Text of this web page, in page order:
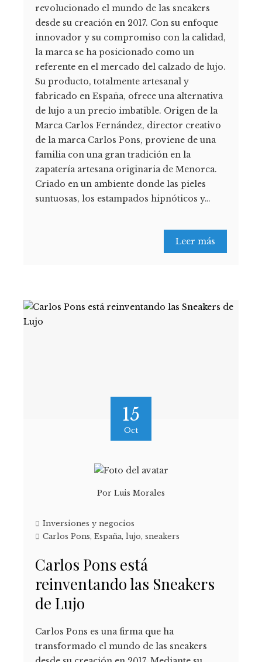
revolucionado el mundo de las sneakers
desde su creación en 2017. Con su enfoque
innovador y su compromiso con la calidad,
la marca se ha posicionado como un
referente en el mercado del calzado de lujo.
Su producto, totalmente artesanal y
fabricado en España, ofrece una alternativa
de lujo a un precio imbatible. Origen de la
Marca Carlos Fernández, director creativo
de la marca Carlos Pons, proviene de una
familia con una gran tradición en la
zapatería artesana originaria de Menorca.
Criado en un ambiente donde las pieles
suntuosas, los estampados hipnóticos y…
Leer más
15
Oct
Por Luis Morales
Inversiones y negocios
Carlos Pons, España, lujo, sneakers
Carlos Pons está
reinventando las Sneakers
de Lujo
Carlos Pons es una firma que ha
transformado el mundo de las sneakers